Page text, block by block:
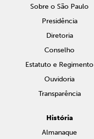
Sobre o São Paulo
Presidência
Diretoria
Conselho
Estatuto e Regimento
Ouvidoria
Transparência
História
Almanaque